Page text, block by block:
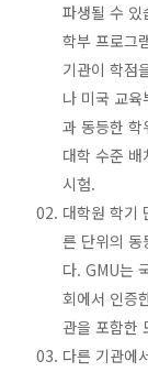
파생될 수 있
학부 프로그
기관이 학점
나 미국 교
과 동등한 학
대학 수준
시험.
대학원 학기
른 단위의 동
다. GMU는
회에서 인증
관을 포함한
다른 기관에